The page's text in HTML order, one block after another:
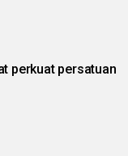
perkuat persatuan